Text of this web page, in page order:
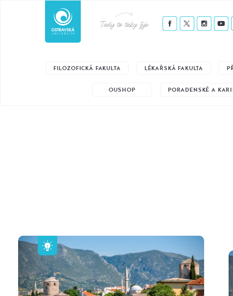
Tady to taky žije
FILOZOFICKÁ FAKULTA LÉKAŘSKÁ FAKULTA
OUSHOP PORADENSKÉ A